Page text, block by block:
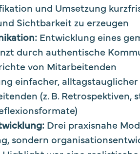
und Umsetzung
Sichtbarkeit zu erzeugen
Entwicklung eines
durch authentische
von Mitarbeitenden
einfacher,
(z. B.
Drei praxisnahe
sondern